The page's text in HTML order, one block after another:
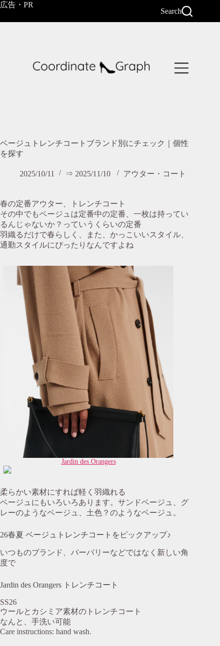
コ
テ
広告・PR
Search
ベージュトレンチコートブランド別にチェック｜個性
を探す
2025/10/11 ⇒ 2025/11/10 アウター・コート
春の定番アウター、トレンチコート
その中でもベージュは定番中の定番、一枚は持ってい
るんじゃないか？っていうくらいの定番
羽織るだけで春らしく、また、かっこいいスタイル、
通勤スタイルにぴったりなんですよね
Jardin des Orangers
柔らかい素材にすれば軽く羽織れる
ベージュにもいろいろあります。サンドベージュ、グ
レーのようなベージュ、土色？のようなベージュ。
26春夏 ベージュトレンチコートをピックアップ♪
いつものブランド、バーバリーなどではなく新しい角
度で
Jardin des Orangers トレンチコート
SS26
ウールとカシミア素材のトレンチコート
なんと、手洗い可能
Care instructions: hand wash.